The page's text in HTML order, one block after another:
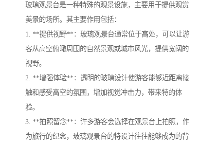
玻璃观景台是一种特殊的观景设施，主要用于提供观赏
美景的场所。其主要作用包括：
1. **提供视野**：玻璃观景台通常位于高处，可以让游
客从高空俯瞰周围的自然景观或城市风光，提供宽阔的
视野。
2. **增强体验**：透明的玻璃设计使游客能够近距离接
触和感受高空的氛围，增加视觉冲击力，带来特的体
验。
3. **拍照留念**：许多游客会选择在观景台上拍照，作
为旅行的纪念，玻璃观景台的特设计往往能够成为的背